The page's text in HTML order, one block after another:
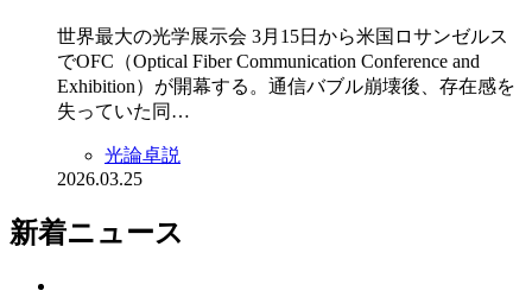
世界最大の光学展示会 3月15日から米国ロサンゼルス
でOFC（Optical Fiber Communication Conference and
Exhibition）が開幕する。通信バブル崩壊後、存在感を
失っていた同…
光論卓説
2026.03.25
新着ニュース